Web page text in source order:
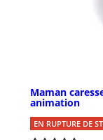
Maman
animation
EN RUPTURE DE